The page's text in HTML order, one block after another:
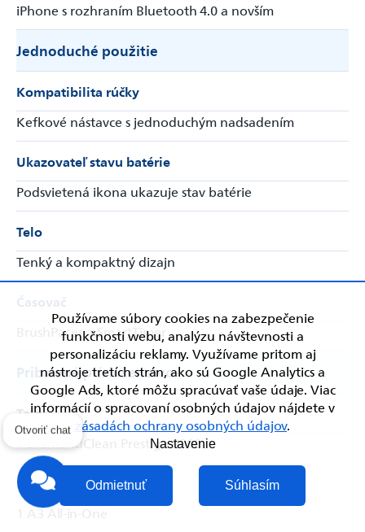
Používame súbory cookies na zabezpečenie
funkčnosti webu, analýzu návštevnosti a
personalizáciu reklamy. Využívame pritom aj
nástroje tretích strán, ako sú Google Analytics a
Google Ads, ktoré môžu spracúvať vaše údaje. Viac
informácií o spracovaní osobných údajov nájdete v
zásadách ochrany osobných údajov.
Nastavenie
Odmietnuť Súhlasím
iPhone s rozhraním Bluetooth 4.0 a novším
Jednoduché použitie
Kompatibilita rúčky
Kefkové nástavce s jednoduchým nadsadením
Ukazovateľ stavu batérie
Podsvietená ikona ukazuje stav batérie
Telo
Tenký a kompaktný dizajn
Časovač
BrushPacer a SmartTimer
Pribalené príslušenstvo
Telo
1 DiamondClean Prestige 9900
Kefkové nadstavce
1 A3 All-in-One